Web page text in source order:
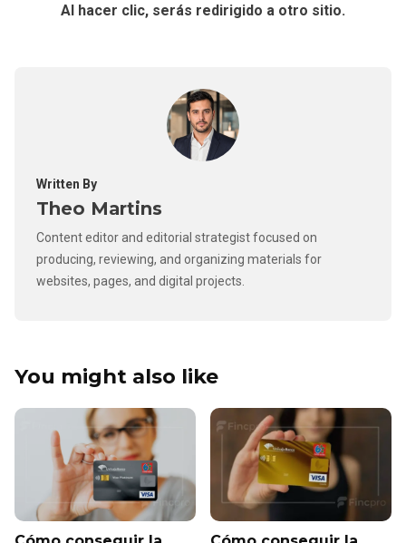
Al hacer clic, serás redirigido a otro sitio.
Written By
Theo Martins
Content editor and editorial strategist focused on
producing, reviewing, and organizing materials for
websites, pages, and digital projects.
You might also like